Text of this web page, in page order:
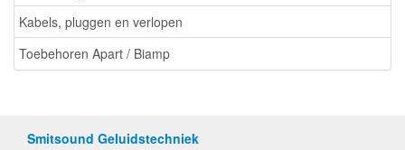
Kabels, pluggen en verlopen
Toebehoren Apart / Biamp
Smitsound Geluidstechniek